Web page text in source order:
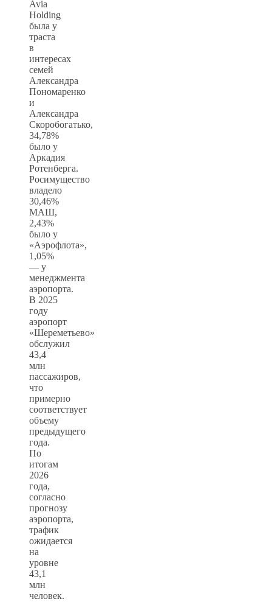
Avia
Holding
была у
траста
в
интересах
семей
Александра
Пономаренко
и
Александра
Скоробогатько,
34,78%
было у
Аркадия
Ротенберга.
Росимущество
владело
30,46%
МАШ,
2,43%
было у
«Аэрофлота»,
1,05%
— у
менеджмента
аэропорта.
В 2025
году
аэропорт
«Шереметьево»
обслужил
43,4
млн
пассажиров,
что
примерно
соответствует
объему
предыдущего
года.
По
итогам
2026
года,
согласно
прогнозу
аэропорта,
трафик
ожидается
на
уровне
43,1
млн
человек.